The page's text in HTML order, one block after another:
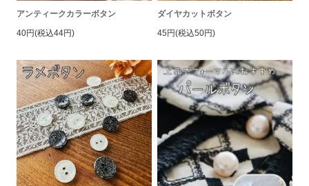
アンティークカラーボタン
40円(税込44円)
ダイヤカットボタン
45円(税込50円)